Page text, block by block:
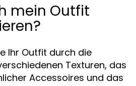
mein Outfit
Ihr Outfit durch die
Texturen, das
Accessoires und das